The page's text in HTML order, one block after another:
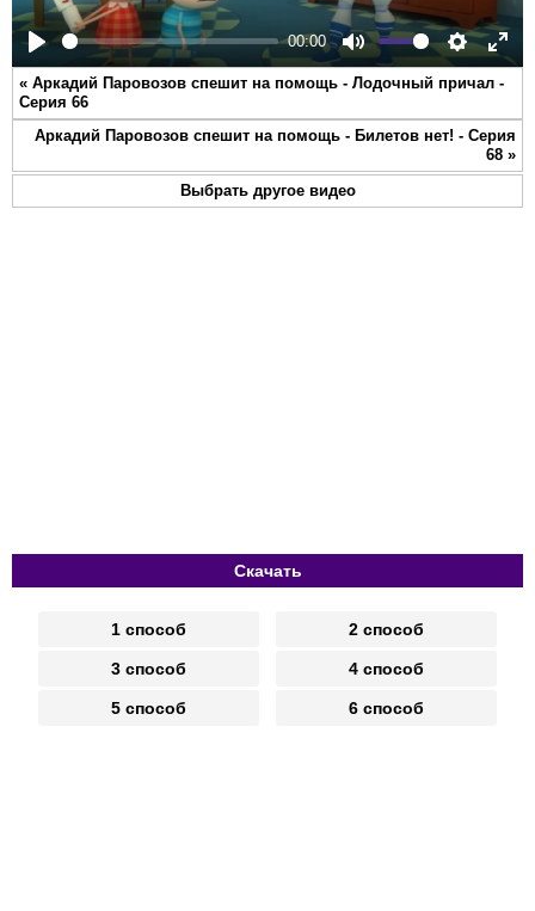
Play
00:00
Mute Settings
« Аркадий Паровозов спешит на помощь - Лодочный причал -
Серия 66
Аркадий Паровозов спешит на помощь - Билетов нет! - Серия
68 »
Выбрать другое видео
Скачать
1 способ 2 способ
3 способ 4 способ
5 способ 6 способ